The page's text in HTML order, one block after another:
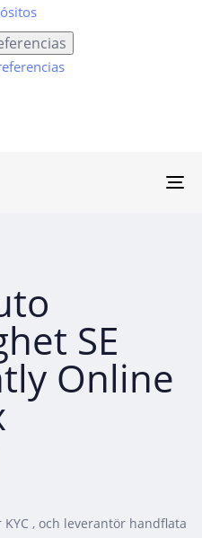
SE
Online
, och leverantör handflata